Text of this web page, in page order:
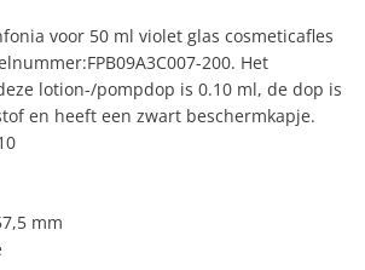
voor 50 ml violet glas cosmeticafles
FPB09A3C007-200. Het
lotion-/pompdop is 0.10 ml, de dop is
en heeft een zwart beschermkapje.
mm